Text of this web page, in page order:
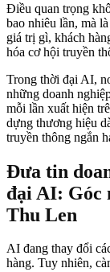
Điều quan trọng
bao nhiêu lần, mà
giá trị gì, khách
hóa cơ hội truyền
Trong thời đại AI,
những doanh
mỗi lần xuất hiện
dựng thương hiệu
truyền thông ngắn
Đưa tin
đại AI: Góc
Thu Len
AI đang thay đổi
hàng. Tuy nhiên,